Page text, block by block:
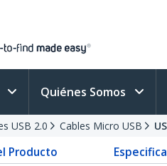
Quiénes Somos
USB 2.0 Cables Micro USB
Producto